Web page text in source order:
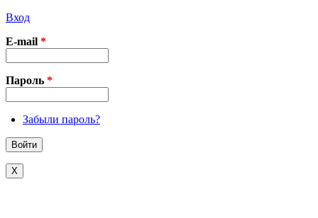
Вход
E-mail *
Пароль *
Забыли пароль?
X